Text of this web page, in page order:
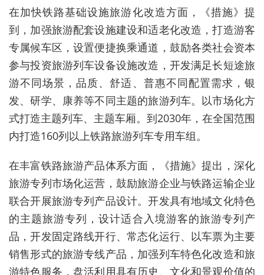
在加快铁路基础设施旅游化改造方面，《措施》提
到，加强旅游配套设施建设和适老化改造，打造游客
专属候车区，设置便捷换乘通道，鼓励各类社会资本
参与投资旅游列车设备设施改造，开发满足长短途旅
游不同场景，品质、舒适、普惠不同配置需求，银
发、研学、康养等不同主题的旅游列车。以市场化方
式打造主题列车、主题车厢。到2030年，在全国范围
内打造160列以上铁路旅游列车专用车组。
在丰富铁路旅游产品体系方面，《措施》提出，深化
旅游专列市场化运营，鼓励旅游企业与铁路运输企业
联合开展旅游专列产品设计。开发具有地域文化特色
的主题旅游专列，设计适合入境游客的旅游专列产
品，开发固定路线开行、常态化运行、以车票为主要
销售形式的旅游专线产品，加强列车特色化改造和旅
游特色服务，盘活利用具有历史、文化和景观价值的